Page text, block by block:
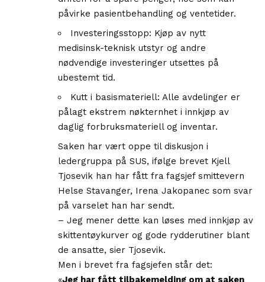
påvirke pasientbehandling og ventetider.
Investeringsstopp: Kjøp av nytt
medisinsk-teknisk utstyr og andre
nødvendige investeringer utsettes på
ubestemt tid.
Kutt i basismateriell: Alle avdelinger er
pålagt ekstrem nøkternhet i innkjøp av
daglig forbruksmateriell og inventar.
Saken har vært oppe til diskusjon i
ledergruppa på SUS, ifølge brevet Kjell
Tjosevik han har fått fra fagsjef smittevern
Helse Stavanger, Irena Jakopanec som svar
på varselet han har sendt.
– Jeg mener dette kan løses med innkjøp av
skittentøykurver og gode rydderutiner blant
de ansatte, sier Tjosevik.
Men i brevet fra fagsjefen står det:
«Jeg har fått tilbakemelding om at saken